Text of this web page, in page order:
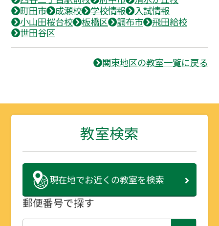
町田市
成瀬校 学校情報
入試情報
小山田桜台校
板橋区 調布市
飛田給校
世田谷区
関東地区の教室一覧に戻る
教室検索
現在地でお近くの教室を検索
郵便番号で探す